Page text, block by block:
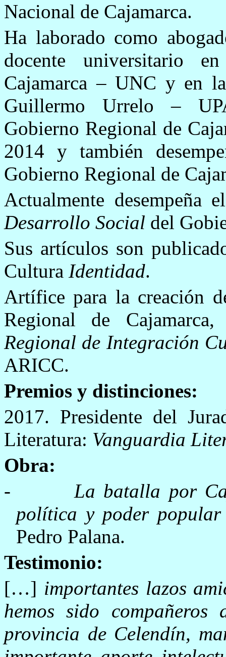
Nacional de Cajamarca.
Ha laborado como
docente universitario
Cajamarca – UNC y en
Guillermo Urrelo –
Gobierno Regional de
2014 y también
Gobierno Regional de
Actualmente desempeña
Desarrollo Social del
Sus artículos son
Cultura Identidad.
Artífice para la creación
Regional de
Regional de Integración
ARICC.
Premios y distinciones:
2017. Presidente del
Literatura: Vanguardia
Obra:
-
La batalla por
política y poder popular
Pedro Palana.
Testimonio:
[…] importantes lazos
hemos sido
provincia de Celendín,